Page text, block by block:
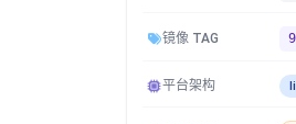
镜像 TAG
平台架构